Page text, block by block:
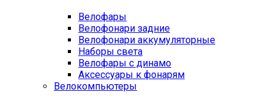
Велофары
Велофонари задние
Велофонари аккумуляторные
Наборы света
Велофары с динамо
Аксессуары к фонарям
Велокомпьютеры